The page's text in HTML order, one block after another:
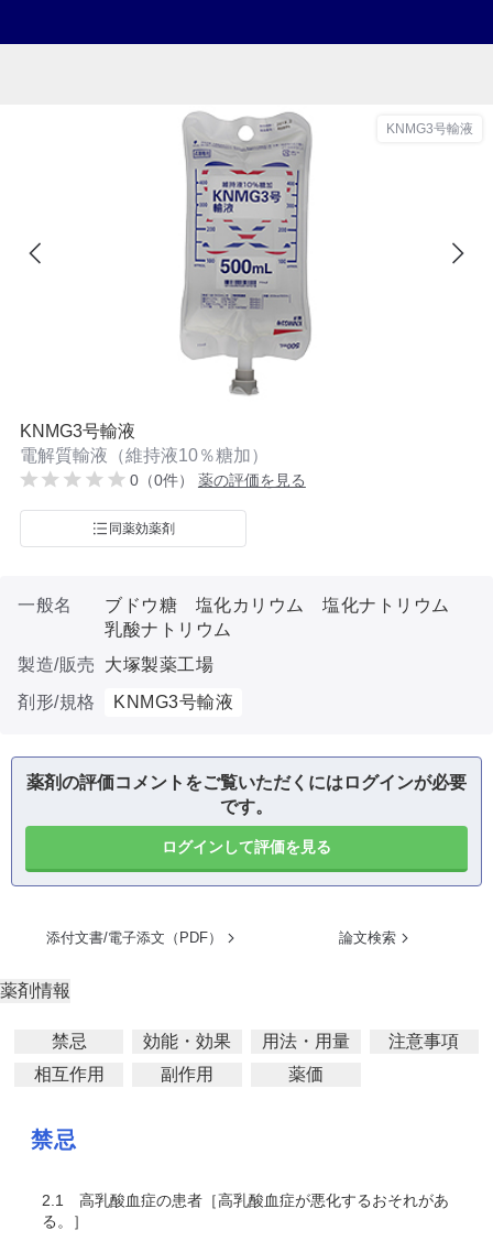
KNMG3号輸液
KNMG3号輸液
電解質輸液（維持液10％糖加）
0（0件） 薬の評価を見る
同薬効薬剤
一般名
ブドウ糖 塩化カリウム 塩化ナトリウム
乳酸ナトリウム
製造/販売
大塚製薬工場
剤形/規格
KNMG3号輸液
薬剤の評価コメントをご覧いただくにはログインが必要
です。
ログインして評価を見る
添付文書/電子添文（PDF） 論文検索
薬剤情報
禁忌 効能・効果 用法・用量
注意事項
相互作用
副作用 薬価
禁忌
2.1
高乳酸血症の患者［高乳酸血症が悪化するおそれがあ
る。］